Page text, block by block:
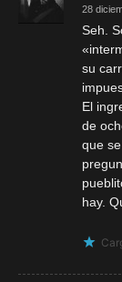
28
Seh.
su
El
de
que
hay.